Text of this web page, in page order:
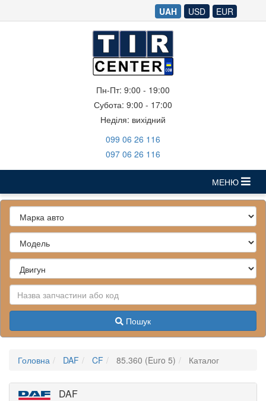
UAH USD EUR
Пн-Пт: 9:00 - 19:00
Субота: 9:00 - 17:00
Неділя: вихідний
‎099 06 26 116
‎097 06 26 116
МЕНЮ
Пошук
Головна DAF CF 85.360 (Euro 5) Каталог
DAF